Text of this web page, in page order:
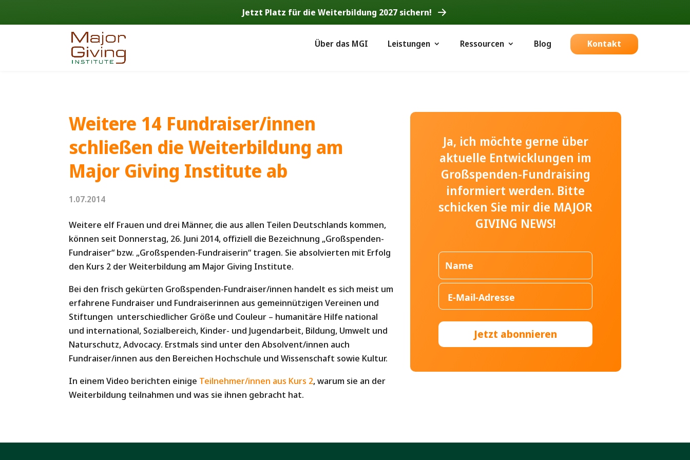
Jetzt Platz für die Weiterbildung 2027 sichern!
Über das MGI Leistungen Ressourcen Blog Kontakt
Weitere 14 Fundraiser/innen
schließen die Weiterbildung am
Major Giving Institute ab
1.07.2014
Weitere elf Frauen und drei Männer, die aus allen Teilen Deutschlands kommen,
können seit Donnerstag, 26. Juni 2014, offiziell die Bezeichnung „Großspenden-
Fundraiser“ bzw. „Großspenden-Fundraiserin“ tragen. Sie absolvierten mit Erfolg
den Kurs 2 der Weiterbildung am Major Giving Institute.
Bei den frisch gekürten Großspenden-Fundraiser/innen handelt es sich meist um
erfahrene Fundraiser und Fundraiserinnen aus gemeinnützigen Vereinen und
Stiftungen unterschiedlicher Größe und Couleur – humanitäre Hilfe national
und international, Sozialbereich, Kinder- und Jugendarbeit, Bildung, Umwelt und
Naturschutz, Advocacy. Erstmals sind unter den Absolvent/innen auch
Fundraiser/innen aus den Bereichen Hochschule und Wissenschaft sowie Kultur.
In einem Video berichten einige Teilnehmer/innen aus Kurs 2, warum sie an der
Weiterbildung teilnahmen und was sie ihnen gebracht hat.
Ja, ich möchte gerne über
aktuelle Entwicklungen im
Großspenden-Fundraising
informiert werden. Bitte
schicken Sie mir die MAJOR
GIVING NEWS!
Jetzt abonnieren